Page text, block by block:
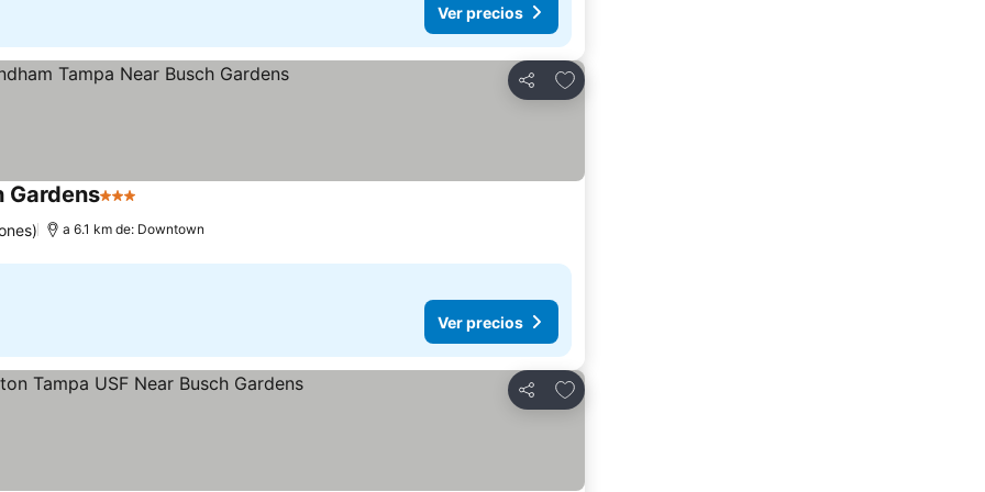
Ver precios
Compartir
Añadir a favoritos
Gardens3 Estrellas
a 6.1 km de: Downtown
Ver precios
Compartir
Añadir a favoritos